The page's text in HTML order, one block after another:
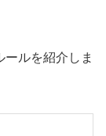
ルを紹介しま